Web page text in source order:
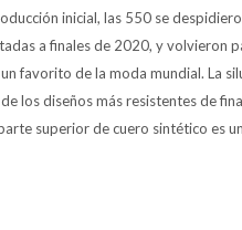
inicial, las 550 se
a finales de 2020, y volvieron
favorito de la moda mundial. La
los diseños más resistentes de
superior de cuero sintético es